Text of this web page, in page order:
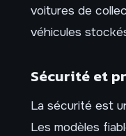
voitures de
véhicules
Sécurité et
La sécurité est
Les modèles